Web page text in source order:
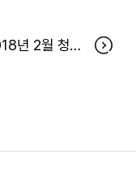
2018년 2월 청정원 출석 이벤트 당첨자